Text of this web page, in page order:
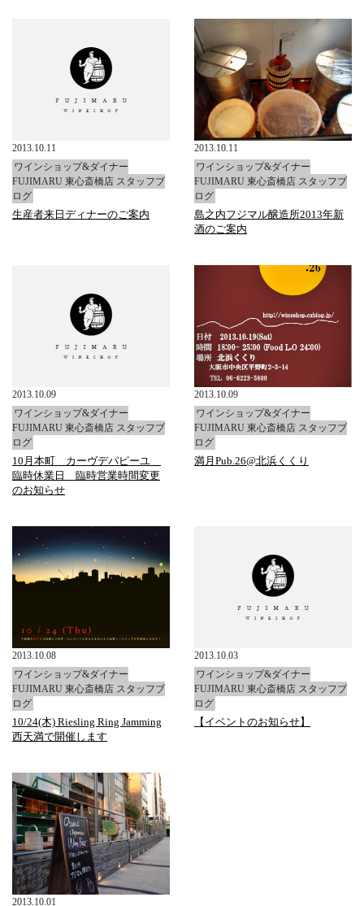
2013.10.11
ワインショップ&ダイナー
FUJIMARU 東心斎橋店 スタッフブ
ログ
生産者来日ディナーのご案内
2013.10.11
ワインショップ&ダイナー
FUJIMARU 東心斎橋店 スタッフブ
ログ
島之内フジマル醸造所2013年新
酒のご案内
2013.10.09
ワインショップ&ダイナー
FUJIMARU 東心斎橋店 スタッフブ
ログ
10月本町 カーヴデパピーユ
臨時休業日 臨時営業時間変更
のお知らせ
2013.10.09
ワインショップ&ダイナー
FUJIMARU 東心斎橋店 スタッフブ
ログ
満月Pub.26@北浜くくり
2013.10.08
ワインショップ&ダイナー
FUJIMARU 東心斎橋店 スタッフブ
ログ
10/24(木) Riesling Ring Jamming
西天満で開催します
2013.10.03
ワインショップ&ダイナー
FUJIMARU 東心斎橋店 スタッフブ
ログ
【イベントのお知らせ】
2013.10.01